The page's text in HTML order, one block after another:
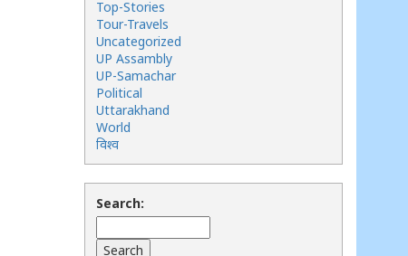
Top-Stories
Tour-Travels
Uncategorized
UP Assambly
UP-Samachar
Political
Uttarakhand
World
विश्व
Search: